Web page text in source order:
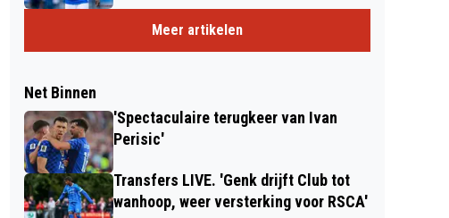
Meer artikelen
Net Binnen
'Spectaculaire terugkeer van Ivan
Perisic'
Transfers LIVE. 'Genk drijft Club tot
wanhoop, weer versterking voor RSCA'